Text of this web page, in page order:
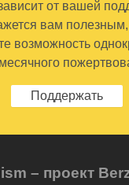
от вашей
вам
возможность
Поддержать
– проект